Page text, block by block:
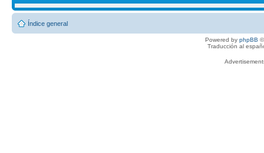
Índice general
Powered by phpBB
Traducción al